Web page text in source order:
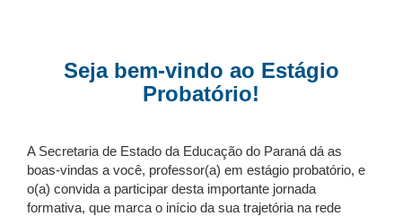
Seja bem-vindo ao Estágio
Probatório!
A Secretaria de Estado da Educação do Paraná dá as
boas-vindas a você, professor(a) em estágio probatório, e
o(a) convida a participar desta importante jornada
formativa, que marca o início da sua trajetória na rede